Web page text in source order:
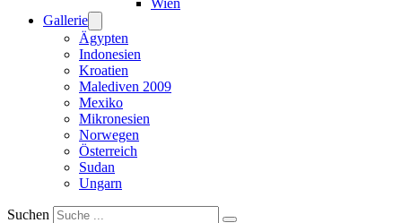
Wien
Gallerie
Ägypten
Indonesien
Kroatien
Malediven 2009
Mexiko
Mikronesien
Norwegen
Österreich
Sudan
Ungarn
Suchen